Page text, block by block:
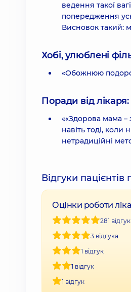
ведення такої
попередження
Висновок такий:
Хобі, улюблені
«Обожнюю
Поради від лікаря:
««Здорова мама –
навіть тоді,
нетрадиційні
Відгуки
Оцінки роботи
281 відгук
3 відгука
1 відгук
1 відгук
1 відгук